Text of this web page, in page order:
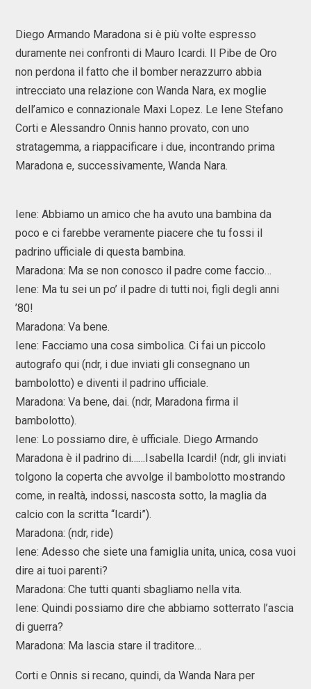
Diego Armando Maradona si è più volte espresso
duramente nei confronti di Mauro Icardi. Il Pibe de Oro
non perdona il fatto che il bomber nerazzurro abbia
intrecciato una relazione con Wanda Nara, ex moglie
dell’amico e connazionale Maxi Lopez. Le Iene Stefano
Corti e Alessandro Onnis hanno provato, con uno
stratagemma, a riappacificare i due, incontrando prima
Maradona e, successivamente, Wanda Nara.
Iene: Abbiamo un amico che ha avuto una bambina da
poco e ci farebbe veramente piacere che tu fossi il
padrino ufficiale di questa bambina.
Maradona: Ma se non conosco il padre come faccio…
Iene: Ma tu sei un po’ il padre di tutti noi, figli degli anni
’80!
Maradona: Va bene.
Iene: Facciamo una cosa simbolica. Ci fai un piccolo
autografo qui (ndr, i due inviati gli consegnano un
bambolotto) e diventi il padrino ufficiale.
Maradona: Va bene, dai. (ndr, Maradona firma il
bambolotto).
Iene: Lo possiamo dire, è ufficiale. Diego Armando
Maradona è il padrino di……Isabella Icardi! (ndr, gli inviati
tolgono la coperta che avvolge il bambolotto mostrando
come, in realtà, indossi, nascosta sotto, la maglia da
calcio con la scritta “Icardi”).
Maradona: (ndr, ride)
Iene: Adesso che siete una famiglia unita, unica, cosa vuoi
dire ai tuoi parenti?
Maradona: Che tutti quanti sbagliamo nella vita.
Iene: Quindi possiamo dire che abbiamo sotterrato l’ascia
di guerra?
Maradona: Ma lascia stare il traditore…
Corti e Onnis si recano, quindi, da Wanda Nara per